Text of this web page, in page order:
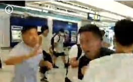
Copyright-Hinweis öffnen/schließen